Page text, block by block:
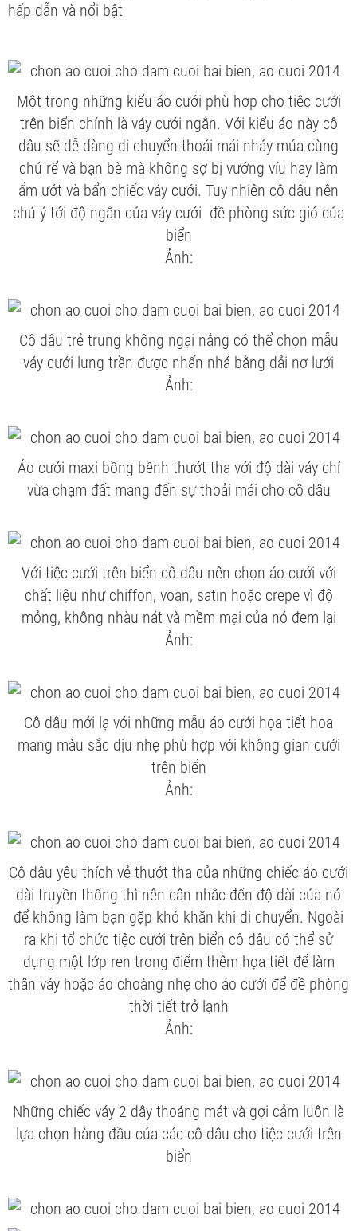
hấp dẫn và nổi bật
Một trong những kiểu áo cưới phù hợp cho tiệc cưới
trên biển chính là váy cưới ngắn. Với kiểu áo này cô
dâu sẽ dễ dàng di chuyển thoải mái nhảy múa cùng
chú rể và bạn bè mà không sợ bị vướng víu hay làm
ẩm ướt và bẩn chiếc váy cưới. Tuy nhiên cô dâu nên
chú ý tới độ ngắn của váy cưới đề phòng sức gió của
biển
Ảnh:
Cô dâu trẻ trung không ngại nắng có thể chọn mẫu
váy cưới lưng trần được nhấn nhá bằng dải nơ lưới
Ảnh:
Áo cưới maxi bồng bềnh thướt tha với độ dài váy chỉ
vừa chạm đất mang đến sự thoải mái cho cô dâu
Với tiệc cưới trên biển cô dâu nên chọn áo cưới với
chất liệu như chiffon, voan, satin hoặc crepe vì độ
mỏng, không nhàu nát và mềm mại của nó đem lại
Ảnh:
Cô dâu mới lạ với những mẫu áo cưới họa tiết hoa
mang màu sắc dịu nhẹ phù hợp với không gian cưới
trên biển
Ảnh:
Cô dâu yêu thích vẻ thướt tha của những chiếc áo cưới
dài truyền thống thì nên cân nhắc đến độ dài của nó
để không làm bạn gặp khó khăn khi di chuyển. Ngoài
ra khi tổ chức tiệc cưới trên biển cô dâu có thể sử
dụng một lớp ren trong điểm thêm họa tiết để làm
thân váy hoặc áo choàng nhẹ cho áo cưới để đề phòng
thời tiết trở lạnh
Ảnh:
Những chiếc váy 2 dây thoáng mát và gợi cảm luôn là
lựa chọn hàng đầu của các cô dâu cho tiệc cưới trên
biển